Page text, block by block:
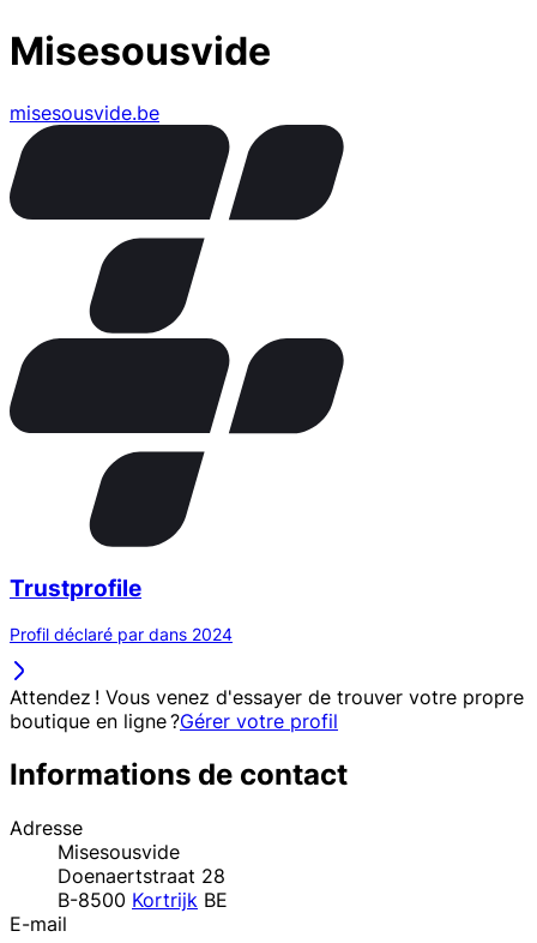
Misesousvide
misesousvide.be
Trustprofile
Profil déclaré par dans 2024
Attendez ! Vous venez d'essayer de trouver votre propre
boutique en ligne ?Gérer votre profil
Informations de contact
Adresse
Misesousvide
Doenaertstraat 28
B-8500 Kortrijk BE
E-mail